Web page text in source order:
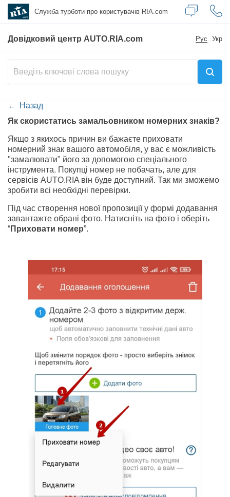
Служба турботи про користувачів RIA.com
Довідковий центр AUTO.RIA.com Рус Укр
Назад
Як скористатись замальовником номерних знаків?
Якщо з якихось причин ви бажаєте приховати
номерний знак вашого автомобіля, у вас є можливість
"замалювати" його за допомогою спеціального
інструмента. Покупці номер не побачать, але для
сервісів AUTO.RIA він буде доступний. Так ми зможемо
зробити всі необхідні перевірки.
Під час створення нової пропозиції у формі додавання
завантажте обрані фото. Натисніть на фото і оберіть
“Приховати номер”.